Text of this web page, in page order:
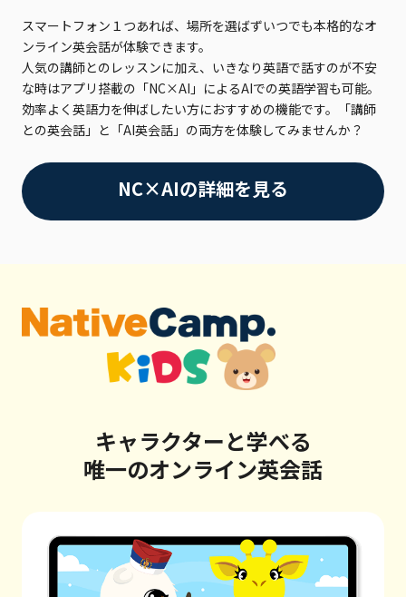
スマートフォン１つあれば、場所を選ばずいつでも本格的なオ
ンライン英会話が体験できます。
人気の講師とのレッスンに加え、いきなり英語で話すのが不安
な時はアプリ搭載の「NC×AI」によるAIでの英語学習も可能。
効率よく英語力を伸ばしたい方におすすめの機能です。「講師
との英会話」と「AI英会話」の両方を体験してみませんか？
NC×AIの詳細を見る
キャラクターと学べる
唯一のオンライン英会話